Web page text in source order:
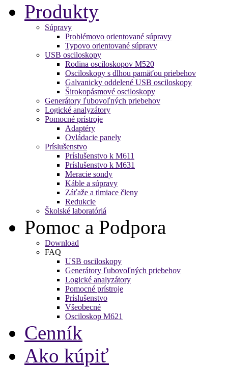
Produkty
Súpravy
Problémovo orientované súpravy
Typovo orientované súpravy
USB osciloskopy
Rodina osciloskopov M520
Osciloskopy s dlhou pamäťou priebehov
Galvanicky oddelené USB osciloskopy
Širokopásmové osciloskopy
Generátory ľubovoľných priebehov
Logické analyzátory
Pomocné prístroje
Adaptéry
Ovládacie panely
Príslušenstvo
Príslušenstvo k M611
Príslušenstvo k M631
Meracie sondy
Káble a súpravy
Záťaže a tlmiace členy
Redukcie
Školské laboratóriá
Pomoc a Podpora
Download
FAQ
USB osciloskopy
Generátory ľubovoľných priebehov
Logické analyzátory
Pomocné prístroje
Príslušenstvo
Všeobecné
Osciloskop M621
Cenník
Ako kúpiť